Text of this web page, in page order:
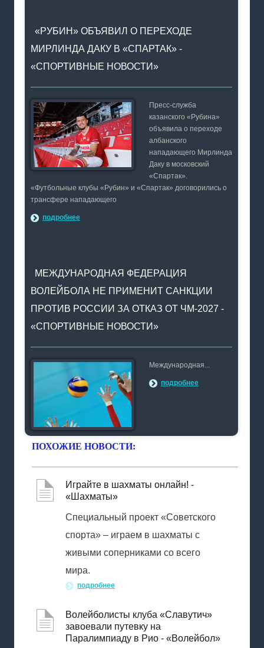
«РУБИН» ОБЪЯВИЛ О ПЕРЕХОДЕ
МИРЛИНДА ДАКУ В «СПАРТАК» -
«СПОРТИВНЫЕ НОВОСТИ»
Пресс-служба
казанского «Рубина»
объявила о переходе
албанского
нападающего Мирлинда
Даку в московский
«Спартак».
«Футбольные клубы «Рубин» и «Спартак» договорились о
трансфере нападающего
подробнее
МЕЖДУНАРОДНАЯ ФЕДЕРАЦИЯ
ВОЛЕЙБОЛА НЕ ПРИМЕНИТ САНКЦИИ
ПРОТИВ РОССИИ ЗА ОТКАЗ ОТ ЧМ-2027 -
«СПОРТИВНЫЕ НОВОСТИ»
Международная...
подробнее
ПОХОЖИЕ НОВОСТИ:
Играйте в шахматы онлайн! -
«Шахматы»
Специальный проект «Советского
спорта» – играем в шахматы с
живыми соперниками со всего
мира.
подробнее
Волейболисты клуба «Славутич»
завоевали путевку на
Паралимпиаду в Рио - «Волейбол»